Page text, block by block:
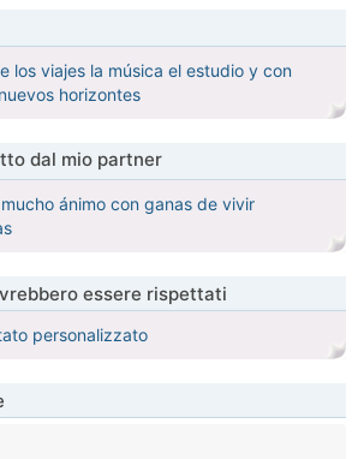
los viajes la música el estudio y con
horizontes
dal mio partner
ánimo con ganas de vivir
essere rispettati
personalizzato